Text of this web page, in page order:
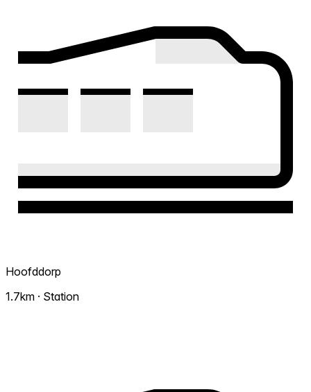
Hoofddorp
1.7km · Station